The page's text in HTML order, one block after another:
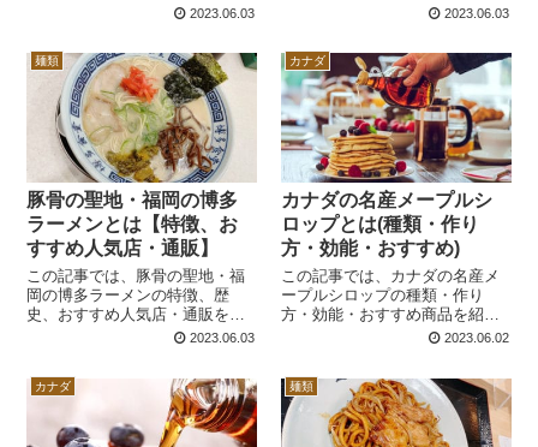
2023.06.03 2023.06.03
麺類
豚骨の聖地・福岡の博多
ラーメンとは【特徴、お
すすめ人気店・通販】
この記事では、豚骨の聖地・福
岡の博多ラーメンの特徴、歴
史、おすすめ人気店・通販を紹
2023.06.03
カナダ
カナダの名産メープルシ
ロップとは(種類・作り
方・効能・おすすめ)
この記事では、カナダの名産メ
ープルシロップの種類・作り
方・効能・おすすめ商品を紹介
しています。メープルシロップ
2023.06.02
カナダ 麺類